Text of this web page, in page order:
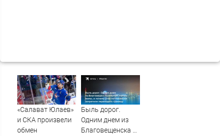
«Салават Юлаев»
и СКА произвели
обмен
Быль дорог.
Одним днем из
Благовещенска в